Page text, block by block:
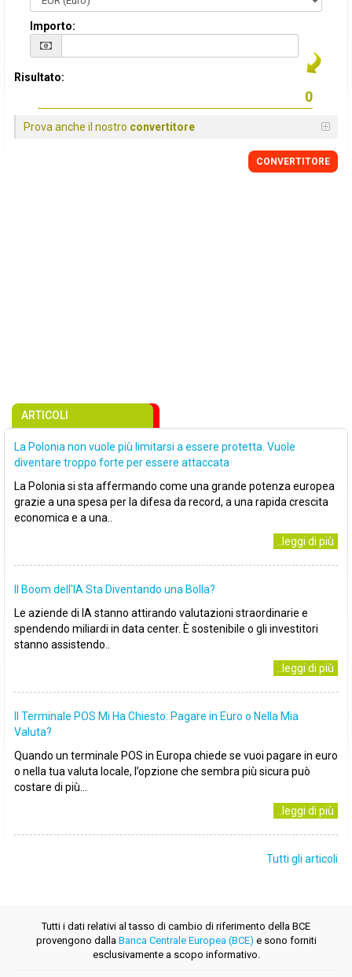
Importo:
Risultato:
Prova anche il nostro convertitore
CONVERTITORE
ARTICOLI
La Polonia non vuole più limitarsi a essere protetta. Vuole
diventare troppo forte per essere attaccata
La Polonia si sta affermando come una grande potenza europea
grazie a una spesa per la difesa da record, a una rapida crescita
economica e a una..
..leggi di più
Il Boom dell'IA Sta Diventando una Bolla?
Le aziende di IA stanno attirando valutazioni straordinarie e
spendendo miliardi in data center. È sostenibile o gli investitori
stanno assistendo..
..leggi di più
Il Terminale POS Mi Ha Chiesto: Pagare in Euro o Nella Mia
Valuta?
Quando un terminale POS in Europa chiede se vuoi pagare in euro
o nella tua valuta locale, l’opzione che sembra più sicura può
costare di più...
..leggi di più
Tutti gli articoli
Tutti i dati relativi al tasso di cambio di riferimento della BCE
provengono dalla Banca Centrale Europea (BCE) e sono forniti
esclusivamente a scopo informativo.